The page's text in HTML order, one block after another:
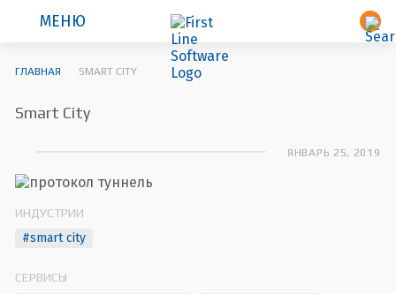
МЕНЮ
ГЛАВНАЯ SMART CITY
Smart City
ЯНВАРЬ 25, 2019
ИНДУСТРИИ
#smart city
СЕРВИСЫ